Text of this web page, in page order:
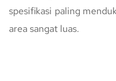
spesifikasi paling
area sangat luas.